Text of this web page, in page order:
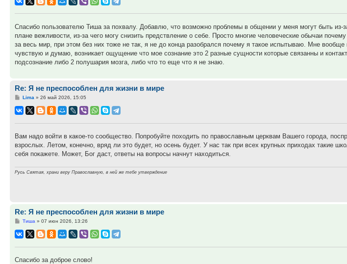
Спасибо пользователю Тиша за похвалу. Добавлю, что возможно проблемы в общении у меня могут быть из-
плане вежливости, из-за чего могу снизить предствление о себе. Просто многие человеческие обычаи
за весь мир, при этом без них тоже не так, я не до конца разобрался почему я такое испытываю. Мне вообще
чувствую и думаю, возникает ощущение что мое сознание это 2 разные сущности которые связанны и
подсознание либо 2 полушария мозга, либо что то еще что я не знаю.
Re: Я не преспособлен для жизни в мире
Сообщение
Lima » 26 май 2026, 15:05
Вам надо войти в какое-то сообщество. Попробуйте походить по православным церквам Вашего города,
взрослых. Летом, конечно, вряд ли это будет, но осень будет. У нас так при всех крупных приходах такие
себя покажете. Может, Бог даст, ответы на вопросы начнут находиться.
Русь Святая, храни веру Православную, в ней же тебе утверждение
Re: Я не преспособлен для жизни в мире
Сообщение
Тиша » 07 июн 2026, 13:26
Спасибо за доброе слово!